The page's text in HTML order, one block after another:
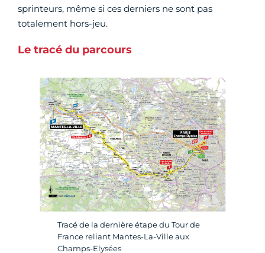
sprinteurs, même si ces derniers ne sont pas
totalement hors-jeu.
Le tracé du parcours
Tracé de la dernière étape du Tour de
France reliant Mantes-La-Ville aux
Champs-Elysées